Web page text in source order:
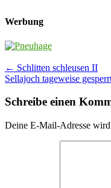
Werbung
Post
navigation
← Schlitten schleusen II
Sellajoch tageweise
Schreibe einen
Deine E-Mail-Adresse